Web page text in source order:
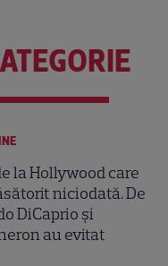
la Hollywood care
niciodată. De
DiCaprio și
au evitat